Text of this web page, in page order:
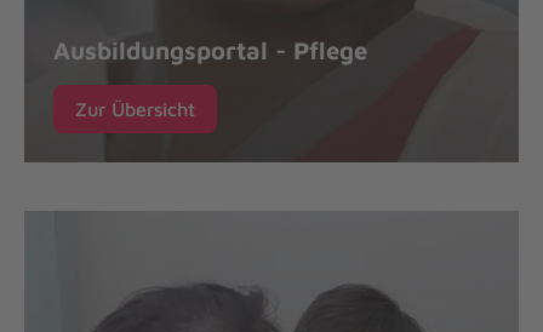
Ausbildungsportal - Pflege
Zur Übersicht